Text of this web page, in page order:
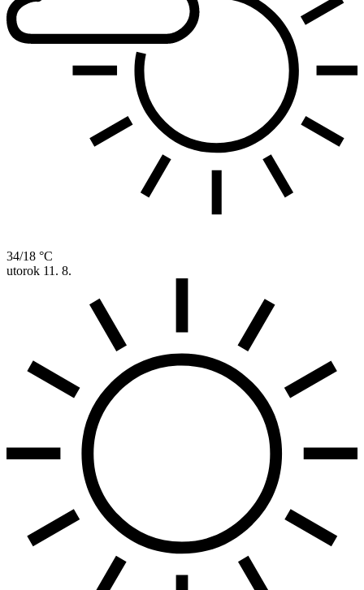
34/18 °C
utorok 11. 8.